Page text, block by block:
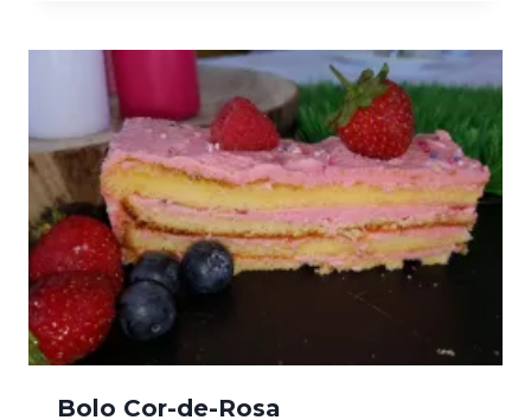
Bolo Cor-de-Rosa